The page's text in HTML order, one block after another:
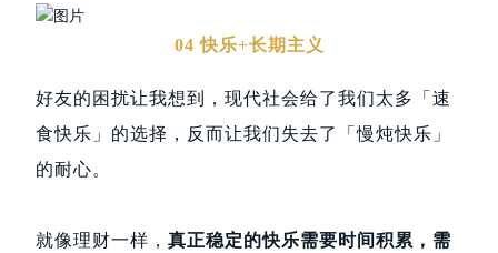
04 快乐+长期主义
好友的困扰让我想到，现代社会给了我们太多「速
食快乐」的选择，反而让我们失去了「慢炖快乐」
的耐心。
就像理财一样， 真正稳定的快乐需要时间积累，需